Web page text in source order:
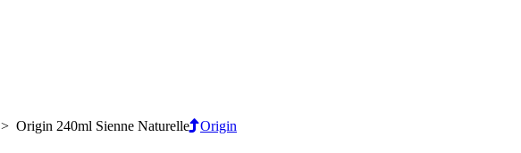
> Origin 240ml Sienne Naturelle Origin